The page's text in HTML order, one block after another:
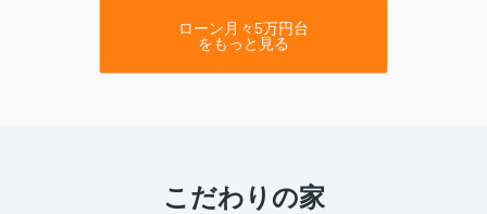
ローン月々5万円台
をもっと見る
こだわりの家